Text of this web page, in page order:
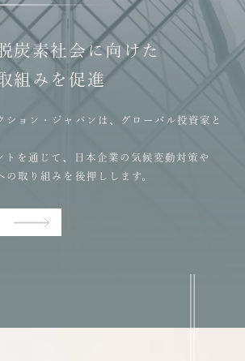
炭素社会に向けた
組みを促進
ション・ジャパンは、グローバル投資家と
トを通じて、日本企業の気候変動対策や
の取り組みを後押しします。